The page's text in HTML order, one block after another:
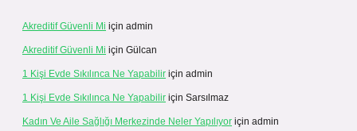
Akreditif Güvenli Mi için admin
Akreditif Güvenli Mi için Gülcan
1 Kişi Evde Sıkılınca Ne Yapabilir için admin
1 Kişi Evde Sıkılınca Ne Yapabilir için Sarsılmaz
Kadın Ve Aile Sağlığı Merkezinde Neler Yapılıyor için admin